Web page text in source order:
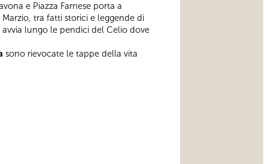
e Piazza Farnese porta a
tra fatti storici e leggende di
lungo le pendici del Celio dove
sono rievocate le tappe della vita